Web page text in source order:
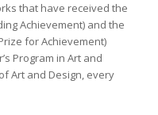
that have received the
Achievement) and the
for Achievement)
Program in Art and
Art and Design, every